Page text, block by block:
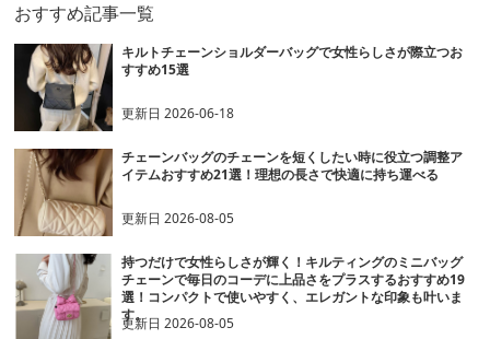
おすすめ記事一覧
キルトチェーンショルダーバッグで女性らしさが際立つお
すすめ15選
更新日2026-06-18
チェーンバッグのチェーンを短くしたい時に役立つ調整ア
イテムおすすめ21選！理想の長さで快適に持ち運べる
更新日2026-08-05
持つだけで女性らしさが輝く！キルティングのミニバッグ
チェーンで毎日のコーデに上品さをプラスするおすすめ19
選！コンパクトで使いやすく、エレガントな印象も叶いま
す。
更新日2026-08-05